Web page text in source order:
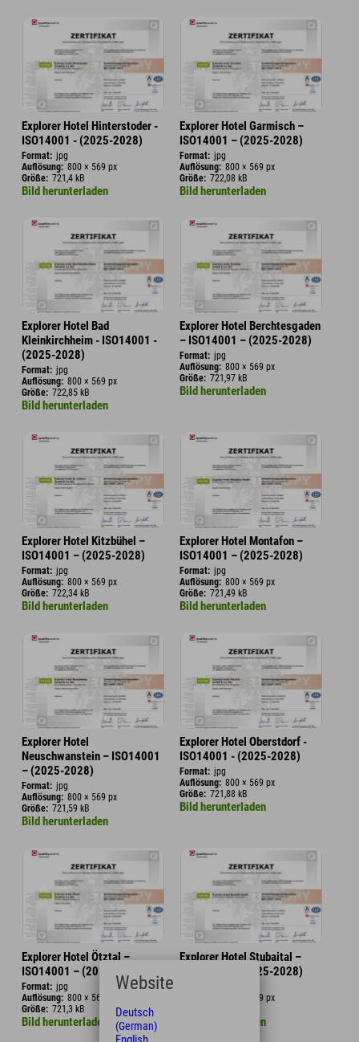
Explorer Hotel Hinterstoder -
ISO14001 - (2025-2028)
Format: jpg
Auflösung: 800 × 569 px
Größe: 721,4 kB
Bild herunterladen
Explorer Hotel Garmisch –
ISO14001 – (2025-2028)
Format: jpg
Auflösung: 800 × 569 px
Größe: 722,08 kB
Bild herunterladen
Explorer Hotel Bad
Kleinkirchheim - ISO14001 -
(2025-2028)
Format: jpg
Auflösung: 800 × 569 px
Größe: 722,85 kB
Bild herunterladen
Explorer Hotel Berchtesgaden
– ISO14001 – (2025-2028)
Format: jpg
Auflösung: 800 × 569 px
Größe: 721,97 kB
Bild herunterladen
Explorer Hotel Kitzbühel –
ISO14001 – (2025-2028)
Format: jpg
Auflösung: 800 × 569 px
Größe: 722,34 kB
Bild herunterladen
Explorer Hotel Montafon –
ISO14001 – (2025-2028)
Format: jpg
Auflösung: 800 × 569 px
Größe: 721,49 kB
Bild herunterladen
Explorer Hotel
Neuschwanstein – ISO14001
– (2025-2028)
Format: jpg
Auflösung: 800 × 569 px
Größe: 721,59 kB
Bild herunterladen
Explorer Hotel Oberstdorf -
ISO14001 - (2025-2028)
Format: jpg
Auflösung: 800 × 569 px
Größe: 721,88 kB
Bild herunterladen
Explorer Hotel Ötztal –
ISO14001 – (2025-2028)
Format: jpg
Auflösung: 800 × 569 px
Größe: 721,3 kB
Bild herunterladen
Explorer Hotel Stubaital –
ISO14001 – (2025-2028)
800 × 569 px
Bild herunterladen
Website
Deutsch
(German)